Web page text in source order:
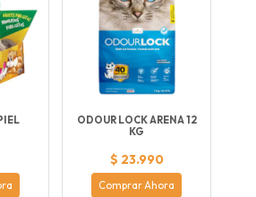
ODOUR LOCK ARENA 12
KG
$ 23.990
Comprar Ahora